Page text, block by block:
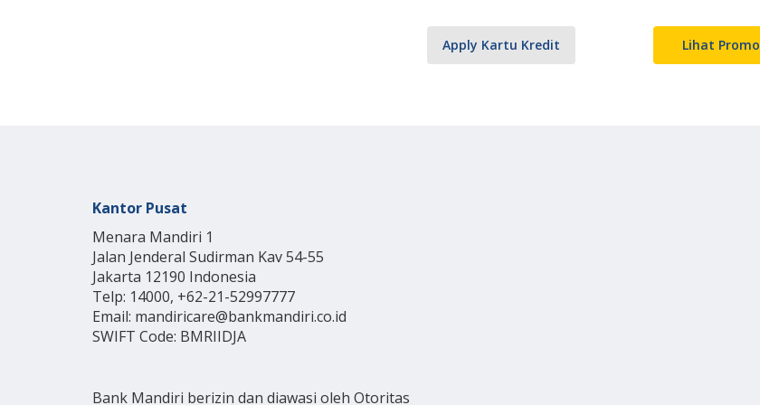
Apply Kartu Kredit Lihat Promo
Kantor Pusat
Menara Mandiri 1
Jalan Jenderal Sudirman Kav 54-55
Jakarta 12190 Indonesia
Telp: 14000, +62-21-52997777
Email: mandiricare@bankmandiri.co.id
SWIFT Code: BMRIIDJA
Bank Mandiri berizin dan diawasi oleh Otoritas